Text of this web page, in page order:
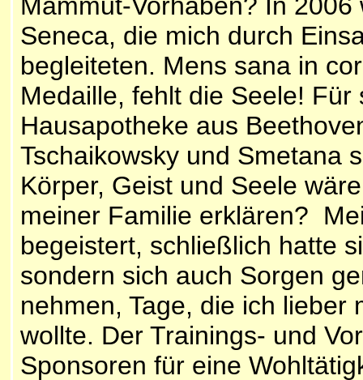
Mammut-Vorhaben? In
Seneca, die mich durch
begleiteten. Mens sana in
Medaille, fehlt die Seele!
Hausapotheke aus
Tschaikowsky und Smetana
Körper, Geist und Seele
meiner Familie erklären?
begeistert, schließlich hatte
sondern sich auch Sorgen
nehmen, Tage, die ich
wollte. Der Trainings- und
Sponsoren für eine